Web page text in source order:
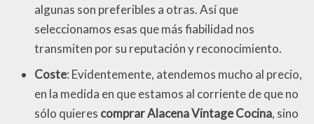
algunas son preferibles a otras. Así que
seleccionamos esas que más fiabilidad nos
transmiten por su reputación y reconocimiento.
Coste: Evidentemente, atendemos mucho al precio,
en la medida en que estamos al corriente de que no
sólo quieres comprar Alacena Vintage Cocina, sino